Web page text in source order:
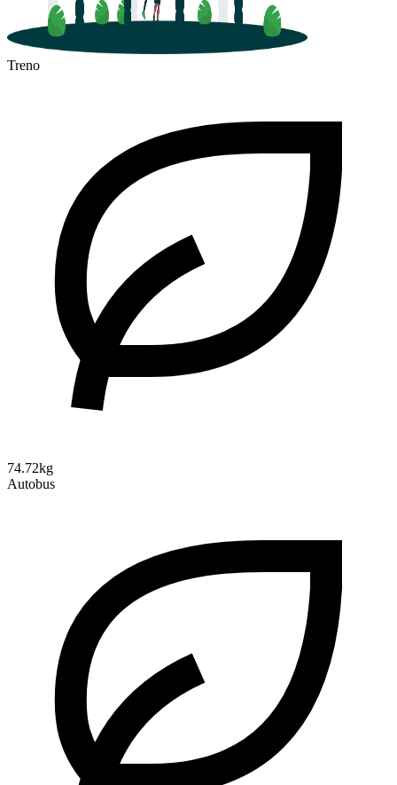
Treno
74.72kg
Autobus